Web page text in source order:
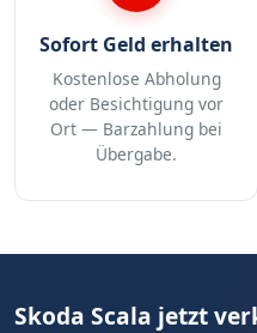
Sofort Geld erhalten
Kostenlose Abholung
oder Besichtigung vor
Ort — Barzahlung bei
Übergabe.
Skoda Scala jetzt